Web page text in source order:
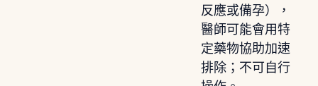
反應或備孕），
醫師可能會用特
定藥物協助加速
排除；不可自行